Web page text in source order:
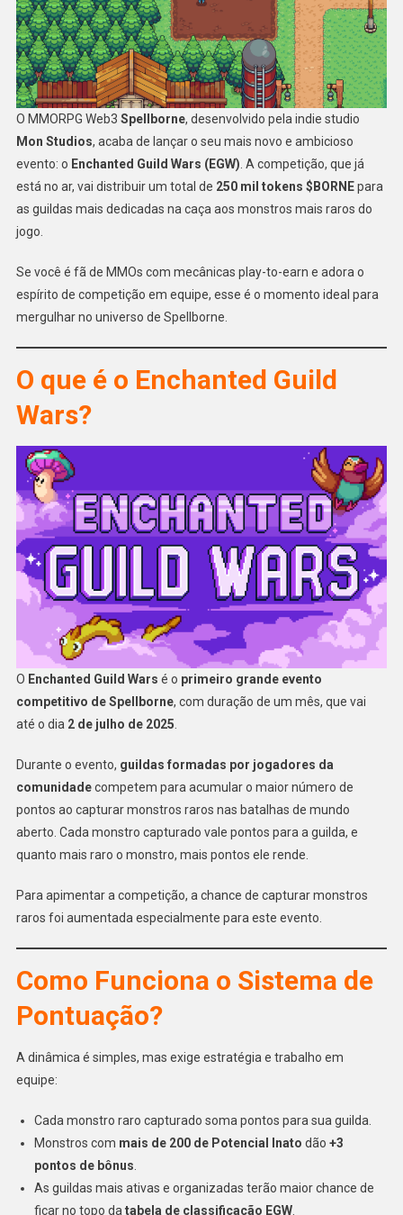
O MMORPG Web3 Spellborne, desenvolvido pela indie studio
Mon Studios, acaba de lançar o seu mais novo e ambicioso
evento: o Enchanted Guild Wars (EGW) . A competição, que já
está no ar, vai distribuir um total de 250 mil tokens $BORNEpara
as guildas mais dedicadas na caça aos monstros mais raros do
jogo.
Se você é fã de MMOs com mecânicas play-to-earn e adora o
espírito de competição em equipe, esse é o momento ideal para
mergulhar no universo de Spellborne.
O que é o Enchanted Guild
Wars?
O Enchanted Guild Wars é o primeiro grande evento
competitivo de Spellborne, com duração de um mês, que vai
até o dia 2 de julho de 2025.
Durante o evento, guildas formadas por jogadores da
comunidadecompetem para acumular o maior número de
pontos ao capturar monstros raros nas batalhas de mundo
aberto. Cada monstro capturado vale pontos para a guilda, e
quanto mais raro o monstro, mais pontos ele rende.
Para apimentar a competição, a chance de capturar monstros
raros foi aumentada especialmente para este evento.
Como Funciona o Sistema de
Pontuação?
A dinâmica é simples, mas exige estratégia e trabalho em
equipe:
Cada monstro raro capturado soma pontos para sua guilda.
Monstros com mais de 200 de Potencial Inato dão +3
pontos de bônus.
As guildas mais ativas e organizadas terão maior chance de
ficar no topo databela de classificação EGW.